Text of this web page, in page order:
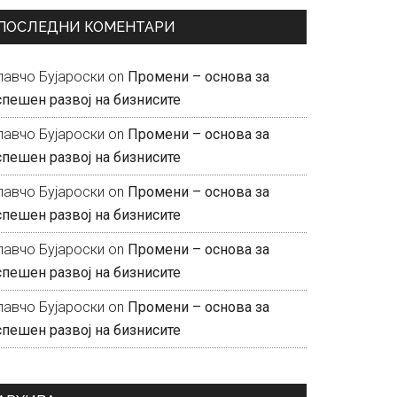
КОМЕНТАРИ
Бујароски on Промени – основа за
развој на бизнисите
Бујароски on Промени – основа за
развој на бизнисите
Бујароски on Промени – основа за
развој на бизнисите
Бујароски on Промени – основа за
развој на бизнисите
Бујароски on Промени – основа за
развој на бизнисите